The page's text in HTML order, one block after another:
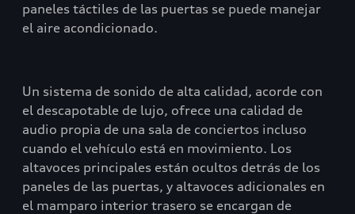
paneles táctiles de las puertas se puede manejar
el aire acondicionado.
Un sistema de sonido de alta calidad, acorde con
el descapotable de lujo, ofrece una calidad de
audio propia de una sala de conciertos incluso
cuando el vehículo está en movimiento. Los
altavoces principales están ocultos detrás de los
paneles de las puertas, y altavoces adicionales en
el mamparo interior trasero se encargan de